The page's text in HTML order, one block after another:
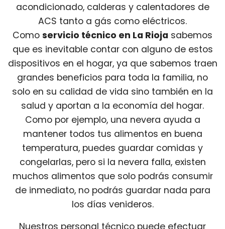
acondicionado, calderas y calentadores de
ACS tanto a gás como eléctricos.
Como servicio técnico en La Rioja sabemos
que es inevitable contar con alguno de estos
dispositivos en el hogar, ya que sabemos traen
grandes beneficios para toda la familia, no
solo en su calidad de vida sino también en la
salud y aportan a la economía del hogar.
Como por ejemplo, una nevera ayuda a
mantener todos tus alimentos en buena
temperatura, puedes guardar comidas y
congelarlas, pero si la nevera falla, existen
muchos alimentos que solo podrás consumir
de inmediato, no podrás guardar nada para
los días venideros.
Nuestros personal técnico puede efectuar